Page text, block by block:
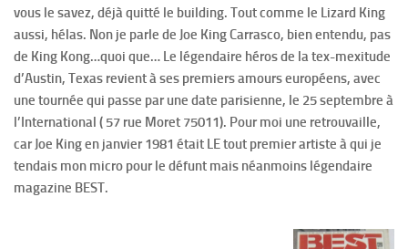
vous le savez, déjà quitté le building. Tout comme le Lizard King
aussi, hélas. Non je parle de Joe King Carrasco, bien entendu, pas
de King Kong…quoi que… Le légendaire héros de la tex-mexitude
d’Austin, Texas revient à ses premiers amours européens, avec
une tournée qui passe par une date parisienne, le 25 septembre à
l’International ( 57 rue Moret 75011). Pour moi une retrouvaille,
car Joe King en janvier 1981 était LE tout premier artiste à qui je
tendais mon micro pour le défunt mais néanmoins légendaire
magazine BEST.